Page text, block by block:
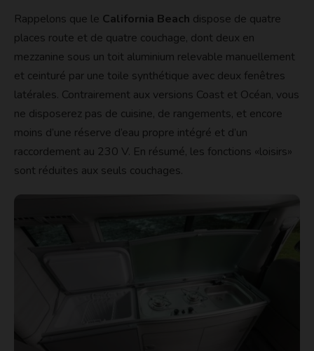
Rappelons que le California Beach dispose de quatre
places route et de quatre couchage, dont deux en
mezzanine sous un toit aluminium relevable manuellement
et ceinturé par une toile synthétique avec deux fenêtres
latérales. Contrairement aux versions Coast et Océan, vous
ne disposerez pas de cuisine, de rangements, et encore
moins d’une réserve d’eau propre intégré et d’un
raccordement au 230 V. En résumé, les fonctions «loisirs»
sont réduites aux seuls couchages.